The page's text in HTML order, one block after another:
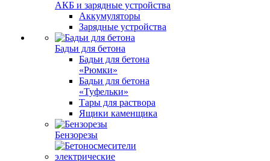
АКБ и зарядные устройства
Аккумуляторы
Зарядные устройства
Бадьи для бетона
Бадьи для бетона
«Рюмки»
Бадьи для бетона
«Туфельки»
Тары для раствора
Ящики каменщика
Бензорезы